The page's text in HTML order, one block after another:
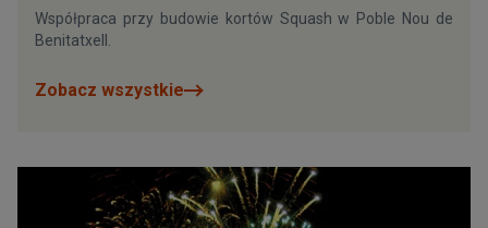
Współpraca przy budowie kortów Squash w Poble Nou de
Benitatxell.
Zobacz wszystkie